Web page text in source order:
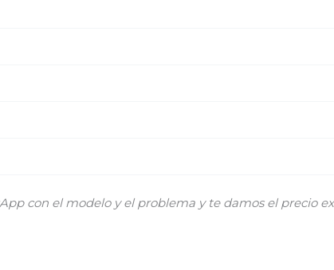
con el modelo y el problema y te damos el precio